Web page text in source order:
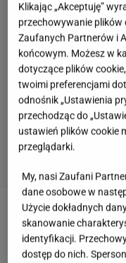
Niemożliwy
Nowa kanapka
Klikając „Akceptuję”
przechowywanie plików
Zaufanych Partnerów i
końcowym. Możesz w
dotyczące plików
twoimi preferencjami
odnośnik „Ustawienia
przechodząc do
ustawień plików cookie
przeglądarki.
My, nasi Zaufani
dane osobowe w
Użycie dokładnych
skanowanie
identyfikacji.
dostęp do nich.